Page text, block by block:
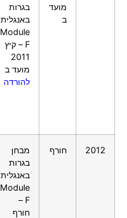
מועד
ב
בגרות
באנגלית
Module
F – קיץ
2011
מועד ב
להורדה
2012 חורף
מבחן
בגרות
באנגלית
Module
F –
חורף